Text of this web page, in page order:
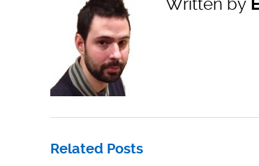
Written by
Related Posts